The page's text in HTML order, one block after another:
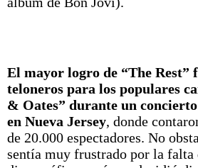
El mayor logro de “The Rest”
teloneros para los populares
& Oates” durante un
en Nueva Jersey, donde
de 20.000 espectadores. No
sentía muy frustrado por la falta